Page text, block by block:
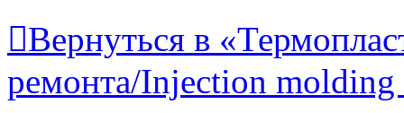
Вернуться в
ремонта/Injection molding